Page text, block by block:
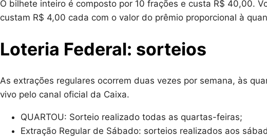
O bilhete inteiro é composto por 10 frações e custa R$ 40,00.
custam R$ 4,00 cada com o valor do prêmio proporcional à
Loteria Federal: sorteios
As extrações regulares ocorrem duas vezes por semana, às
vivo pelo canal oficial da Caixa.
QUARTOU: Sorteio realizado todas as quartas-feiras;
Extração Regular de Sábado: sorteios realizados aos